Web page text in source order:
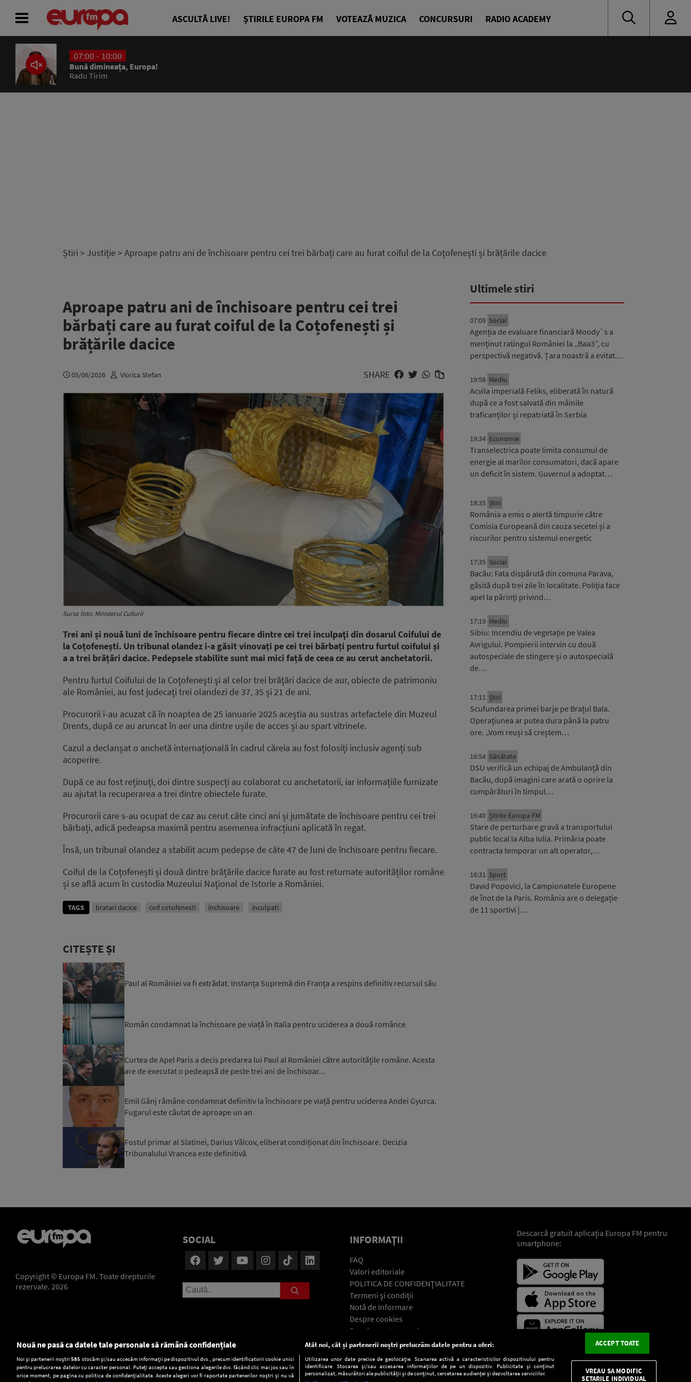
ASCULTĂ LIVE! ȘTIRILE EUROPA FM VOTEAZĂ MUZICA CONCURSURI RADIO ACADEMY
07:00 - 10:00
Bună dimineața, Europa!
Radu Tirim
Știri > Justiție > Aproape patru ani de închisoare pentru cei trei bărbați care au furat coiful de la Coțofenești și brățările dacice
Aproape patru ani de închisoare pentru cei trei
bărbați care au furat coiful de la Coțofenești și
brățările dacice
05/06/2026 Viorica Stefan SHARE
Sursa foto: Ministerul Culturii
Trei ani și nouă luni de închisoare pentru fiecare dintre cei trei inculpaţi din dosarul Coifului de
la Coțofenești. Un tribunal olandez i-a găsit vinovați pe cei trei bărbați pentru furtul coifului și
a a trei brățări dacice. Pedepsele stabilite sunt mai mici față de ceea ce au cerut anchetatorii.
Pentru furtul Coifului de la Coţofeneşti şi al celor trei brăţări dacice de aur, obiecte de patrimoniu
ale României, au fost judecați trei olandezi de 37, 35 și 21 de ani.
Procurorii i-au acuzat că în noaptea de 25 ianuarie 2025 aceștia au sustras artefactele din Muzeul
Drents, după ce au aruncat în aer una dintre ușile de acces și au spart vitrinele.
Cazul a declanșat o anchetă internațională în cadrul căreia au fost folosiți inclusiv agenți sub
acoperire.
După ce au fost reținuți, doi dintre suspecți au colaborat cu anchetatorii, iar informațiile furnizate
au ajutat la recuperarea a trei dintre obiectele furate.
Procurorii care s-au ocupat de caz au cerut câte cinci ani și jumătate de închisoare pentru cei trei
bărbați, adică pedeapsa maximă pentru asemenea infracțiuni aplicată în regat.
Însă, un tribunal olandez a stabilit acum pedepse de câte 47 de luni de închisoare pentru fiecare.
Coiful de la Coțofenești și două dintre brățările dacice furate au fost returnate autorităților române
și se află acum în custodia Muzeului Naţional de Istorie a României.
TAGS bratari dacice coif cotofenesti închisoare inculpati
CITEȘTE ȘI
Paul al României va fi extrădat. Instanța Supremă din Franța a respins definitiv recursul său
Român condamnat la închisoare pe viață în Italia pentru uciderea a două românce
Curtea de Apel Paris a decis predarea lui Paul al României către autoritățile române. Acesta
are de executat o pedeapsă de peste trei ani de închisoar...
Emil Gânj rămâne condamnat definitiv la închisoare pe viață pentru uciderea Andei Gyurca.
Fugarul este căutat de aproape un an
Fostul primar al Slatinei, Darius Vâlcov, eliberat condiționat din închisoare. Decizia
Tribunalului Vrancea este definitivă
Ultimele stiri
07:09 Social
Agenția de evaluare financiară Moody`s a
menținut ratingul României la „Baa3”, cu
perspectivă negativă. Țara noastră a evitat…
19:58 Mediu
Acvila imperială Feliks, eliberată în natură
după ce a fost salvată din mâinile
traficanților și repatriată în Serbia
19:34 Economie
Transelectrica poate limita consumul de
energie al marilor consumatori, dacă apare
un deficit în sistem. Guvernul a adoptat…
18:35 Știri
România a emis o alertă timpurie către
Comisia Europeană din cauza secetei și a
riscurilor pentru sistemul energetic
17:35 Social
Bacău: Fata dispărută din comuna Parava,
găsită după trei zile în localitate. Poliția face
apel la părinți privind…
17:19 Mediu
Sibiu: Incendiu de vegetație pe Valea
Avrigului. Pompierii intervin cu două
autospeciale de stingere și o autospecială
de…
17:11 Știri
Scufundarea primei barje pe Brațul Bala.
Operațiunea ar putea dura până la patru
ore. „Vom reuși să creștem…
16:54 Sănătate
DSU verifică un echipaj de Ambulanță din
Bacău, după imagini care arată o oprire la
cumpărături în timpul…
16:40 Știrile Europa FM
Stare de perturbare gravă a transportului
public local la Alba Iulia. Primăria poate
contracta temporar un alt operator,…
16:31 Sport
David Popovici, la Campionatele Europene
de înot de la Paris. România are o delegație
de 11 sportivi |…
Copyright © Europa FM. Toate drepturile
rezervate. 2026
SOCIAL INFORMAŢII
FAQ
Valori editoriale
POLITICA DE CONFIDENŢIALITATE
Termeni şi condiţii
Notă de Informare
Despre cookies
Regulament general
GDPR
Descarcă gratuit aplicaţia Europa FM pentru
smartphone:
ACASĂ
ȘTIRI
Setări:
Dark Mode
Nouă ne pasă ca datele tale personale să rămână confidențiale
Noi și partenerii noștri585 stocăm și/sau accesăm informații pe dispozitivul dvs., precum identificatorii cookie unici
pentru prelucrarea datelor cu caracter personal. Puteți accepta sau gestiona alegerile dvs. făcând clic mai jos sau în
orice moment, pe pagina cu politica de confidențialitate. Aceste alegeri vor fi raportate partenerilor noștri și nu vă
Atât noi, cât și partenerii noștri prelucrăm datele pentru a oferi:
Utilizarea unor date precise de geolocație. Scanarea activă a caracteristicilor dispozitivului pentru
identificare. Stocarea și/sau accesarea informațiilor de pe un dispozitiv. Publicitate și conținut
personalizat, măsurători ale publicității și de conținut, cercetarea audienței și dezvoltarea serviciilor.
ACCEPT TOATE
VREAU SA MODIFIC
SETARILE INDIVIDUAL